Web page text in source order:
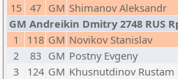
15 47 GM Shimanov Aleksandr
GM Andreikin Dmitry 2748 RUS
1
118 GM Novikov Stanislav
2
83 GM Postny Evgeny
3
124 GM Khusnutdinov Rustam